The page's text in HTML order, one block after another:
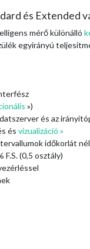
és Extended
mérő különálló
egyirányú
»)
és az
és vizualizáció »
időkorlát
(0,5 osztály)